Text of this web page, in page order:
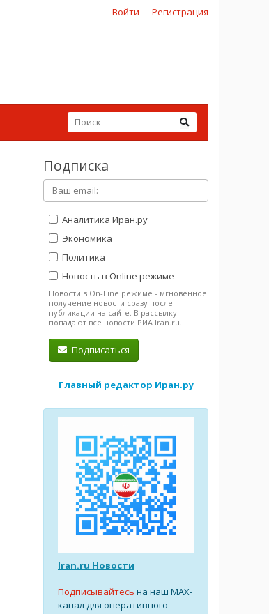
Войти Регистрация
Подписка
Аналитика Иран.ру
Экономика
Политика
Новость в Online режиме
Новости в On-Line режиме - мгновенное
получение новости сразу после
публикации на сайте. В рассылку
попадают все новости РИА Iran.ru.
Подписаться
Главный редактор Иран.ру
Iran.ru Новости
Подписывайтесь на наш MAX-
канал для оперативного